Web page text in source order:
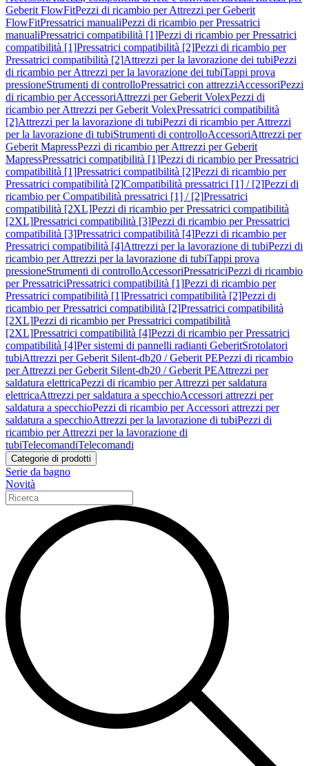
Geberit FlowFitPezzi di ricambio per Attrezzi per Geberit
FlowFitPressatrici manualiPezzi di ricambio per Pressatrici
manualiPressatrici compatibilità [1]Pezzi di ricambio per Pressatrici
compatibilità [1]Pressatrici compatibilità [2]Pezzi di ricambio per
Pressatrici compatibilità [2]Attrezzi per la lavorazione dei tubiPezzi
di ricambio per Attrezzi per la lavorazione dei tubiTappi prova
pressioneStrumenti di controlloPressatrici con attrezziAccessoriPezzi
di ricambio per AccessoriAttrezzi per Geberit VolexPezzi di
ricambio per Attrezzi per Geberit VolexPressatrici compatibilità
[2]Attrezzi per la lavorazione di tubiPezzi di ricambio per Attrezzi
per la lavorazione di tubiStrumenti di controlloAccessoriAttrezzi per
Geberit MapressPezzi di ricambio per Attrezzi per Geberit
MapressPressatrici compatibilità [1]Pezzi di ricambio per Pressatrici
compatibilità [1]Pressatrici compatibilità [2]Pezzi di ricambio per
Pressatrici compatibilità [2]Compatibilità pressatrici [1] / [2]Pezzi di
ricambio per Compatibilità pressatrici [1] / [2]Pressatrici
compatibilità [2XL]Pezzi di ricambio per Pressatrici compatibilità
[2XL]Pressatrici compatibilità [3]Pezzi di ricambio per Pressatrici
compatibilità [3]Pressatrici compatibilità [4]Pezzi di ricambio per
Pressatrici compatibilità [4]Attrezzi per la lavorazione di tubiPezzi di
ricambio per Attrezzi per la lavorazione di tubiTappi prova
pressioneStrumenti di controlloAccessoriPressatriciPezzi di ricambio
per PressatriciPressatrici compatibilità [1]Pezzi di ricambio per
Pressatrici compatibilità [1]Pressatrici compatibilità [2]Pezzi di
ricambio per Pressatrici compatibilità [2]Pressatrici compatibilità
[2XL]Pezzi di ricambio per Pressatrici compatibilità
[2XL]Pressatrici compatibilità [4]Pezzi di ricambio per Pressatrici
compatibilità [4]Per sistemi di pannelli radianti GeberitSrotolatori
tubiAttrezzi per Geberit Silent-db20 / Geberit PEPezzi di ricambio
per Attrezzi per Geberit Silent-db20 / Geberit PEAttrezzi per
saldatura elettricaPezzi di ricambio per Attrezzi per saldatura
elettricaAttrezzi per saldatura a specchioAccessori attrezzi per
saldatura a specchioPezzi di ricambio per Accessori attrezzi per
saldatura a specchioAttrezzi per la lavorazione di tubiPezzi di
ricambio per Attrezzi per la lavorazione di
tubiTelecomandiTelecomandi
Categorie di prodotti
Serie da bagno
Novità